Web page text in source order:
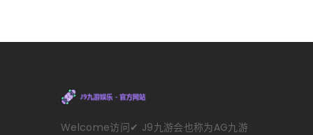
Welcome访问✔ J9九游会也称为AG九游